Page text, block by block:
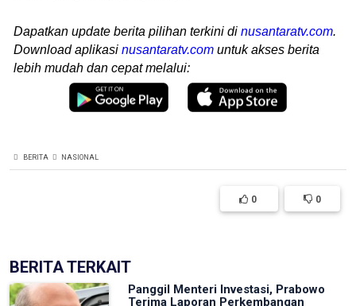
Dapatkan update berita pilihan terkini di nusantaratv.com.
Download aplikasi nusantaratv.com untuk akses berita
lebih mudah dan cepat melalui:
BERITA NASIONAL
0 0
BERITA TERKAIT
Panggil Menteri Investasi, Prabowo
Terima Laporan Perkembangan